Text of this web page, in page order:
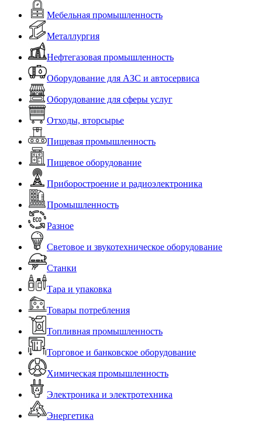
Мебельная промышленность
Металлургия
Нефтегазовая промышленность
Оборудование для АЗС и автосервиса
Оборудование для сферы услуг
Отходы, вторсырье
Пищевая промышленность
Пищевое оборудование
Приборостроение и радиоэлектроника
Промышленность
Разное
Световое и звукотехническое оборудование
Станки
Тара и упаковка
Товары потребления
Топливная промышленность
Торговое и банковское оборудование
Химическая промышленность
Электроника и электротехника
Энергетика